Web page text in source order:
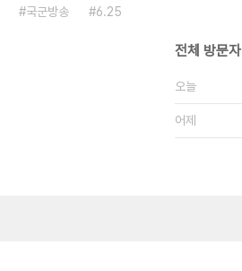
국군방송
6.25
전체 방문자
오늘
어제